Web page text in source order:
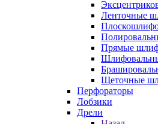
Ленточные
Прямые
Щеточные
Перфораторы
Лобзики
Дрели